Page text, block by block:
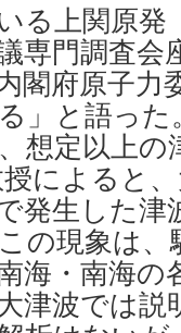
る上関原発
専門調査会
閣府原子力
」と語っ
想定以上の
によると
発生した
の現象は
海・南海の
津波では